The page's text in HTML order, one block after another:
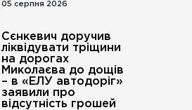
05 серпня 2026
Сєнкевич доручив
ліквідувати тріщини
на дорогах
Миколаєва до дощів
– в «ЕЛУ автодоріг»
заявили про
відсутність грошей